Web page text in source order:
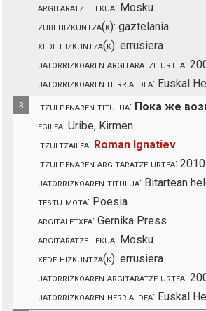
argitaratze lekua: Mosku
zubi hizkuntza(k): gaztelania
xede hizkuntza(k): errusiera
jatorrizkoaren argitaratze urtea:
jatorrizkoaren herrialdea: Euskal
3 itzulpenaren titulua: Пока же
egilea: Uribe, Kirmen
itzultzailea: Roman Ignatiev
itzulpenaren argitaratze urtea: 2010
jatorrizkoaren titulua: Bitartean
testu mota: Poesia
argitaletxea: Gernika Press
argitaratze lekua: Mosku
xede hizkuntza(k): errusiera
jatorrizkoaren argitaratze urtea:
jatorrizkoaren herrialdea: Euskal